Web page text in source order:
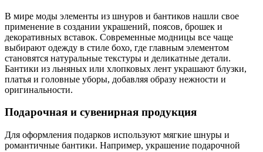
В мире моды элементы из шнуров и бантиков нашли свое
применение в создании украшений, поясов, брошек и
декоративных вставок. Современные модницы все чаще
выбирают одежду в стиле бохо, где главным элементом
становятся натуральные текстуры и деликатные детали.
Бантики из льняных или хлопковых лент украшают блузки,
платья и головные уборы, добавляя образу нежности и
оригинальности.
Подарочная и сувенирная продукция
Для оформления подарков используют мягкие шнуры и
романтичные бантики. Например, украшение подарочной